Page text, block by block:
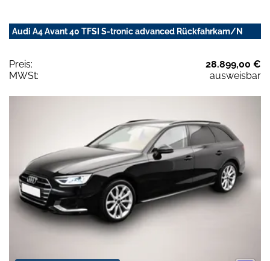
Audi A4 Avant 40 TFSI S-tronic advanced Rückfahrkam/N
Preis:
28.899,00 €
MWSt:
ausweisbar